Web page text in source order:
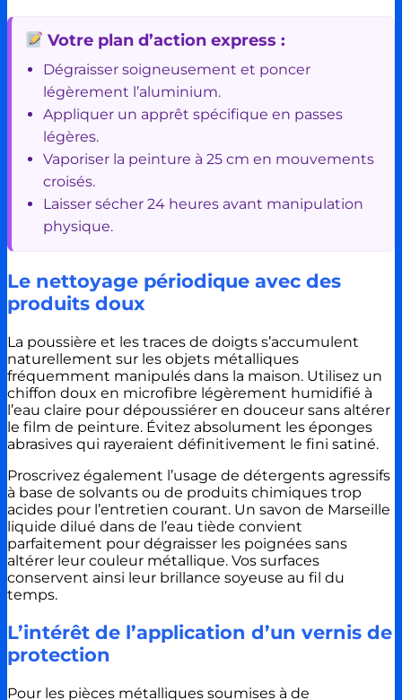
Votre plan d’action express :
Dégraisser soigneusement et poncer
légèrement l’aluminium.
Appliquer un apprêt spécifique en passes
légères.
Vaporiser la peinture à 25 cm en mouvements
croisés.
Laisser sécher 24 heures avant manipulation
physique.
Le nettoyage périodique avec des
produits doux
La poussière et les traces de doigts s’accumulent
naturellement sur les objets métalliques
fréquemment manipulés dans la maison. Utilisez un
chiffon doux en microfibre légèrement humidifié à
l’eau claire pour dépoussiérer en douceur sans altérer
le film de peinture. Évitez absolument les éponges
abrasives qui rayeraient définitivement le fini satiné.
Proscrivez également l’usage de détergents agressifs
à base de solvants ou de produits chimiques trop
acides pour l’entretien courant. Un savon de Marseille
liquide dilué dans de l’eau tiède convient
parfaitement pour dégraisser les poignées sans
altérer leur couleur métallique. Vos surfaces
conservent ainsi leur brillance soyeuse au fil du
temps.
L’intérêt de l’application d’un vernis de
protection
Pour les pièces métalliques soumises à de